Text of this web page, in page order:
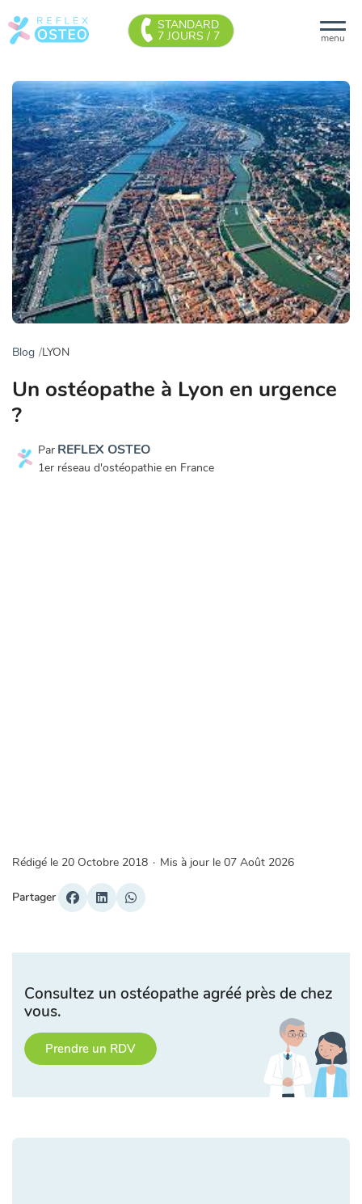
menu
STANDARD
7 JOURS / 7
Blog LYON
Un ostéopathe à Lyon en urgence
?
Par REFLEX OSTEO
1er réseau d'ostéopathie en France
Rédigé le 20 Octobre 2018 · Mis à jour le 07 Août 2026
Partager
Consultez un ostéopathe agréé près de chez
vous.
Prendre un RDV